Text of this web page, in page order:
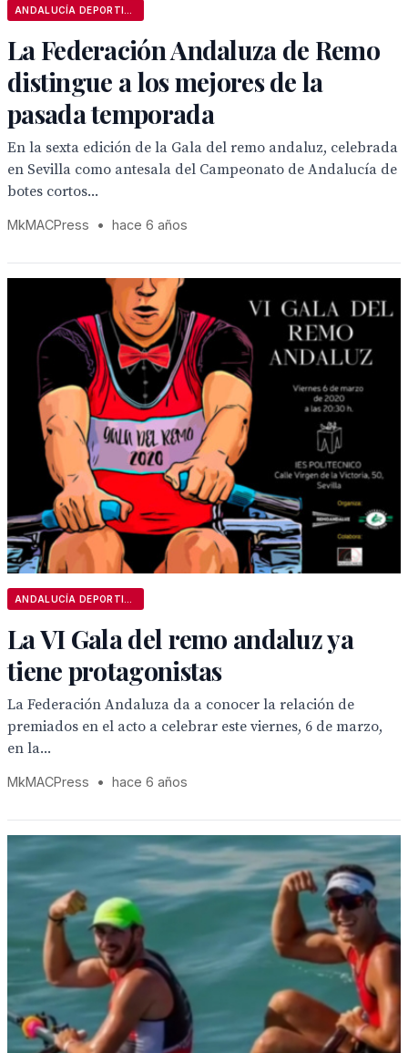
La Federación Andaluza de Remo
distingue a los mejores de la
pasada temporada
En la sexta edición de la Gala del remo andaluz, celebrada
en Sevilla como antesala del Campeonato de Andalucía de
botes cortos...
MkMACPress • hace 6 años
La VI Gala del remo andaluz ya
tiene protagonistas
La Federación Andaluza da a conocer la relación de
premiados en el acto a celebrar este viernes, 6 de marzo,
en la...
MkMACPress • hace 6 años